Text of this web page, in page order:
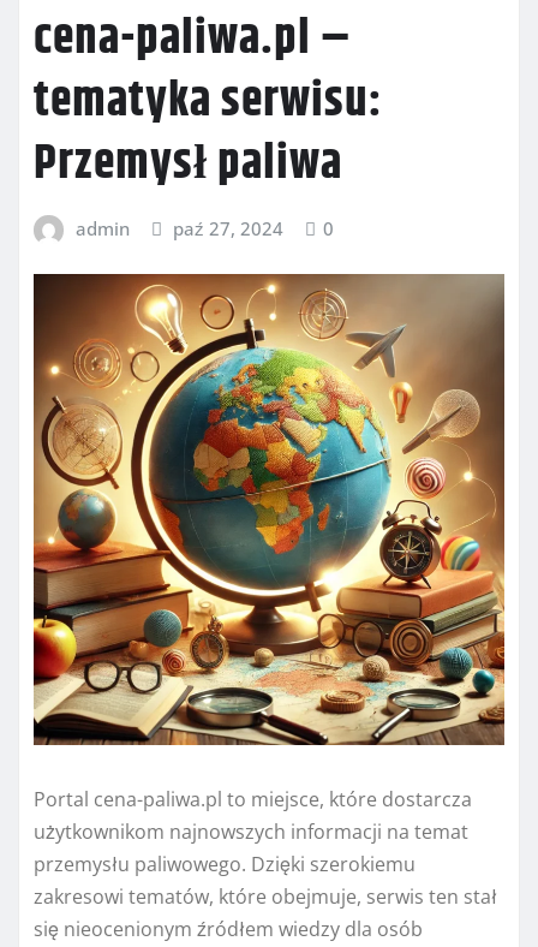
cena-paliwa.pl –
tematyka serwisu:
Przemysł paliwa
admin paź 27, 2024 0
Portal cena-paliwa.pl to miejsce, które dostarcza
użytkownikom najnowszych informacji na temat
przemysłu paliwowego. Dzięki szerokiemu
zakresowi tematów, które obejmuje, serwis ten stał
się nieocenionym źródłem wiedzy dla osób